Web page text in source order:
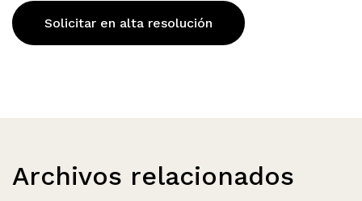
Solicitar en alta resolución
Archivos relacionados